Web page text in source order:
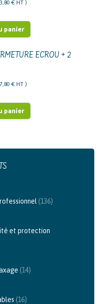
3,80 € HT )
panier
ECROU + 2
7,80 € HT )
panier
(136)
et protection
(14)
(16)